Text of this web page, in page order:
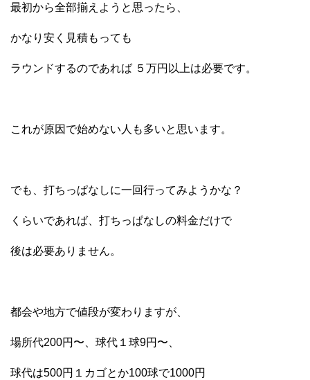
最初から全部揃えようと思ったら、
かなり安く見積もっても
ラウンドするのであれば ５万円以上は必要です。
これが原因で始めない人も多いと思います。
でも、打ちっぱなしに一回行ってみようかな？
くらいであれば、打ちっぱなしの料金だけで
後は必要ありません。
都会や地方で値段が変わりますが、
場所代200円〜、球代１球9円〜、
球代は500円１カゴとか100球で1000円